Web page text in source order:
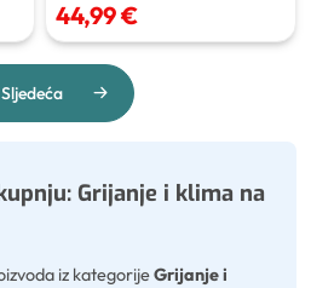
44,99 €
Sljedeća
Grijanje i klima na
iz kategorijeGrijanje i